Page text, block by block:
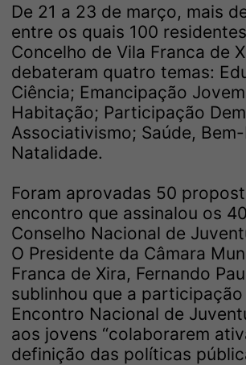
De 21 a 23 de março, mais
entre os quais 100
Concelho de Vila Franca de
debateram quatro temas:
Ciência; Emancipação
Habitação; Participação
Associativismo; Saúde,
Natalidade.
Foram aprovadas 50
encontro que assinalou os
Conselho Nacional de
O Presidente da Câmara
Franca de Xira, Fernando
sublinhou que a
Encontro Nacional de
aos jovens “colaborarem
definição das políticas